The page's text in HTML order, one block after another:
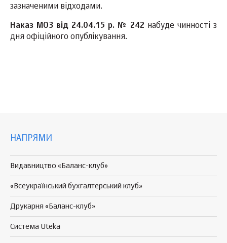
зазначеними відходами.
Наказ МОЗ від 24.04.15 р. № 242 набуде чинності з
дня офіційного опублікування.
НАПРЯМИ
Видавництво «Баланс-клуб»
«Всеукраїнський бухгалтерський клуб»
Друкарня «Баланс-клуб»
Система Uteka